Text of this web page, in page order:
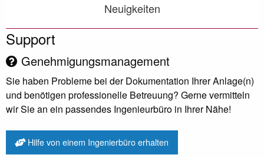
Neuigkeiten
Support
Genehmigungsmanagement
Sie haben Probleme bei der Dokumentation Ihrer Anlage(n)
und benötigen professionelle Betreuung? Gerne vermitteln
wir Sie an ein passendes Ingenieurbüro in Ihrer Nähe!
Hilfe von einem Ingenierbüro erhalten